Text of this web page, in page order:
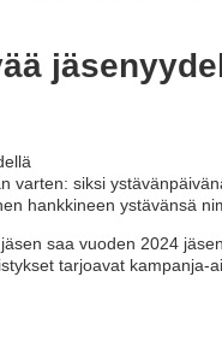
varten: siksi
hankkineen ystävänsä
saa vuoden 2024
tarjoavat kampanja-